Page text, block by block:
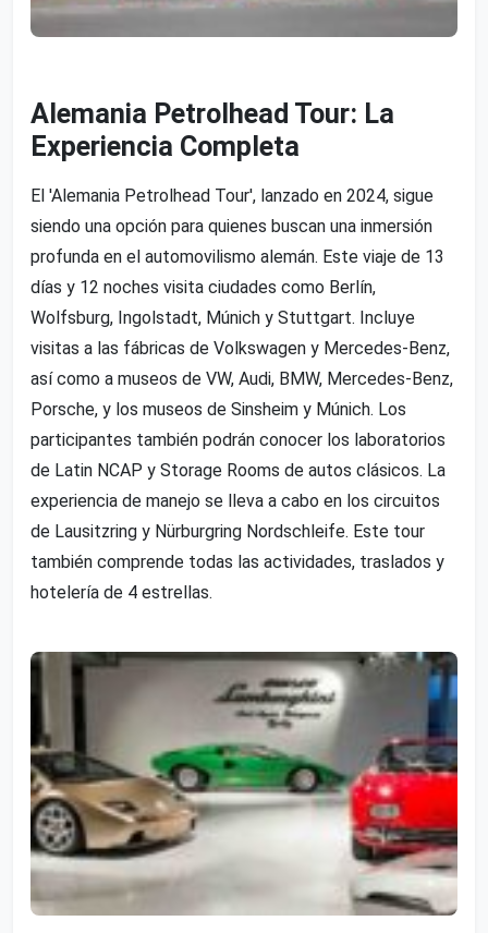
Alemania Petrolhead Tour: La
Experiencia Completa
El 'Alemania Petrolhead Tour', lanzado en 2024, sigue
siendo una opción para quienes buscan una inmersión
profunda en el automovilismo alemán. Este viaje de 13
días y 12 noches visita ciudades como Berlín,
Wolfsburg, Ingolstadt, Múnich y Stuttgart. Incluye
visitas a las fábricas de Volkswagen y Mercedes-Benz,
así como a museos de VW, Audi, BMW, Mercedes-Benz,
Porsche, y los museos de Sinsheim y Múnich. Los
participantes también podrán conocer los laboratorios
de Latin NCAP y Storage Rooms de autos clásicos. La
experiencia de manejo se lleva a cabo en los circuitos
de Lausitzring y Nürburgring Nordschleife. Este tour
también comprende todas las actividades, traslados y
hotelería de 4 estrellas.